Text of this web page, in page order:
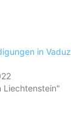
in Vaduz
Liechtenstein"